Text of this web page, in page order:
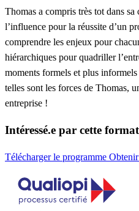
Thomas a compris très tot dans
l’influence pour la réussite d’un
comprendre les enjeux pour
hiérarchiques pour quadriller
moments formels et plus informels
telles sont les forces de Thomas,
entreprise !
Intéressé.e par cette
Télécharger le programme